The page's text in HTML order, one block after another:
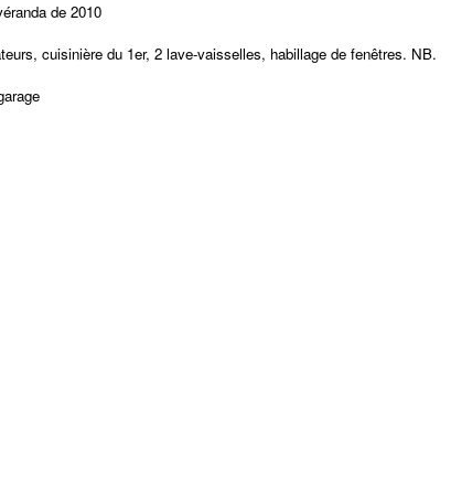
de 2010
cuisinière du 1er, 2 lave-vaisselles, habillage de fenêtres. NB.